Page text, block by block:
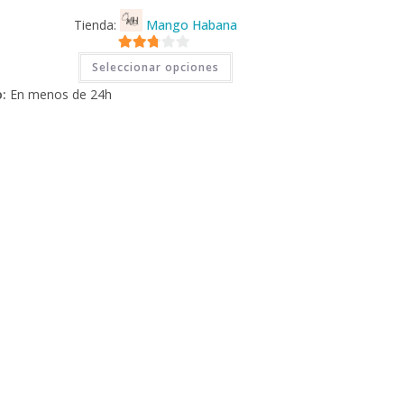
Tienda: Mango Habana
2.71
de 5
Seleccionar opciones
Este
tiene
En menos de 24h